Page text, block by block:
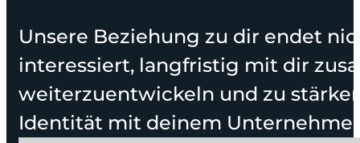
Unsere Beziehung zu dir endet
interessiert, langfristig mit dir
weiterzuentwickeln und zu
Identität mit deinem